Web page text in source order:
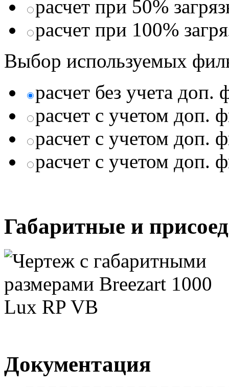
расчет при 50%
расчет при 100%
Выбор используемых
расчет без учета доп.
расчет с учетом доп.
расчет с учетом доп.
расчет с учетом доп.
Габаритные и
Документация